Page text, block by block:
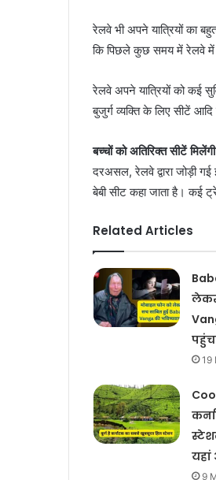
रेलवे भी अपने यात्रियों का
कि पिछले कुछ समय में रेलवे में
रेलवे अपने यात्रियों को कई
बुजुर्ग व्यक्ति के लिए सीटें
बच्चों को अतिरिक्त सीटें मिलेंगी
दरअसल, रेलवे द्वारा जोड़ी
बेबी सीट कहा जाता है। कई
Related Articles
19
9